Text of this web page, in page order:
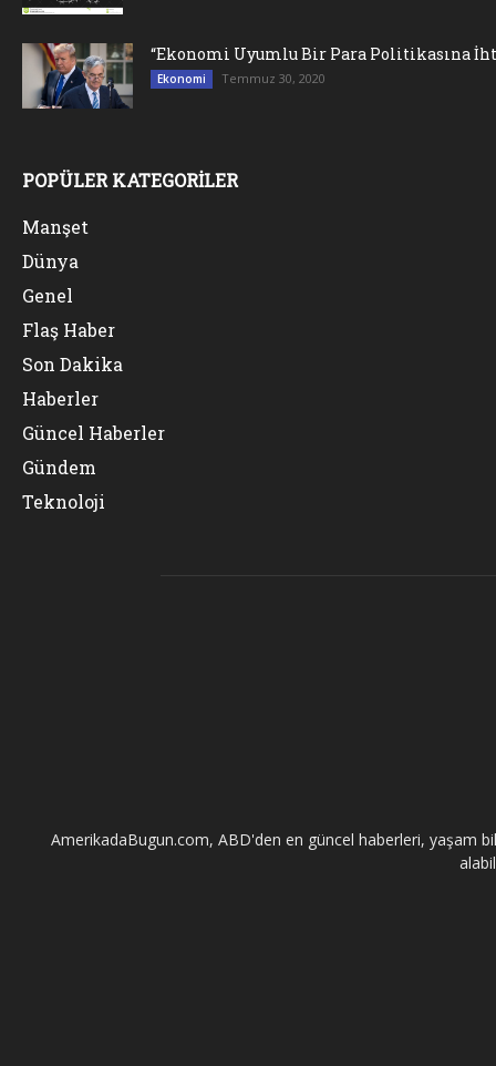
“Ekonomi Uyumlu Bir Para Politikasına
Ekonomi Temmuz 30, 2020
POPÜLER KATEGORİLER
Manşet
Dünya
Genel
Flaş Haber
Son Dakika
Haberler
Güncel Haberler
Gündem
Teknoloji
AmerikadaBugun.com, ABD'den en güncel haberleri, yaşam